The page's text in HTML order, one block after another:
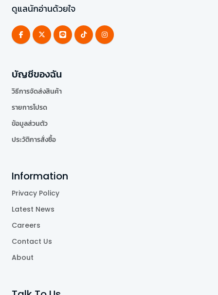
ดูแลนักอ่านด้วยใจ
บัญชีของฉัน
วิธีการจัดส่งสินค้า
รายการโปรด
ข้อมูลส่วนตัว
ประวัติการสั่งซื้อ
Information
Privacy Policy
Latest News
Careers
Contact Us
About